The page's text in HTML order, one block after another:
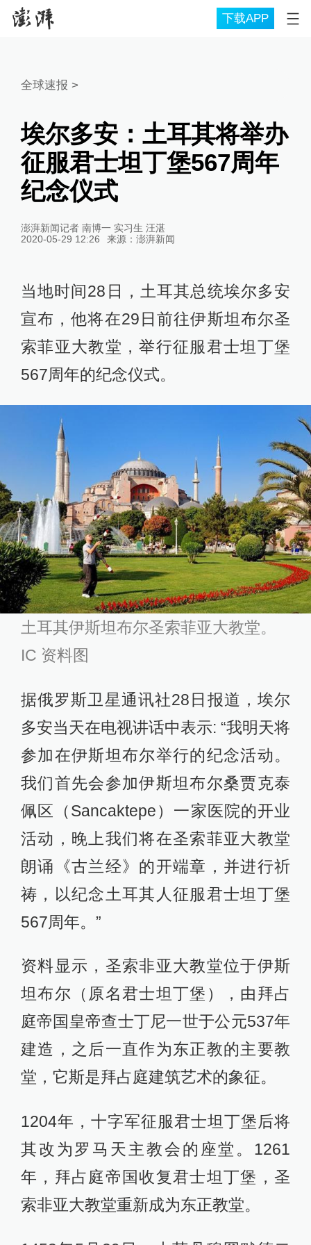
下载APP
全球速报 >
埃尔多安：土耳其将举办
征服君士坦丁堡567周年
纪念仪式
澎湃新闻记者 南博一 实习生 汪湛
2020-05-29 12:26
来源： 澎湃新闻
当地时间28日，土耳其总统埃尔多安
宣布，他将在29日前往伊斯坦布尔圣
索菲亚大教堂，举行征服君士坦丁堡
567周年的纪念仪式。
土耳其伊斯坦布尔圣索菲亚大教堂。
IC 资料图
据俄罗斯卫星通讯社28日报道，埃尔
多安当天在电视讲话中表示: “我明天将
参加在伊斯坦布尔举行的纪念活动。
我们首先会参加伊斯坦布尔桑贾克泰
佩区（Sancaktepe）一家医院的开业
活动，晚上我们将在圣索菲亚大教堂
朗诵《古兰经》的开端章，并进行祈
祷，以纪念土耳其人征服君士坦丁堡
567周年。”
资料显示，圣索非亚大教堂位于伊斯
坦布尔（原名君士坦丁堡），由拜占
庭帝国皇帝查士丁尼一世于公元537年
建造，之后一直作为东正教的主要教
堂，它斯是拜占庭建筑艺术的象征。
1204年，十字军征服君士坦丁堡后将
其改为罗马天主教会的座堂。1261
年，拜占庭帝国收复君士坦丁堡，圣
索非亚大教堂重新成为东正教堂。